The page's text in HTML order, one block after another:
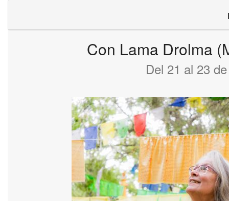
Con Lama Drolma
Del 21 al 23